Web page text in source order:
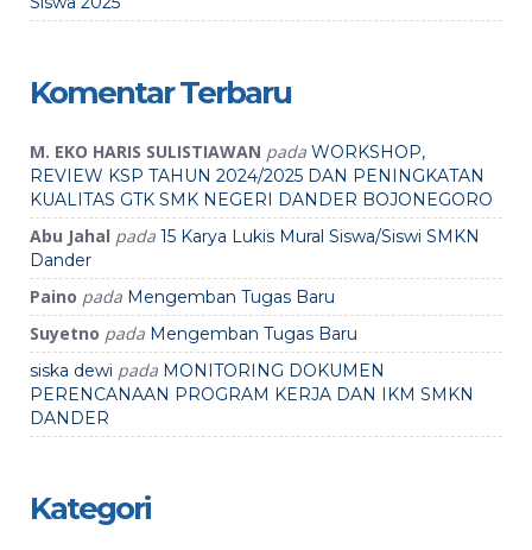
Komentar Terbaru
M. EKO HARIS SULISTIAWAN pada WORKSHOP,
REVIEW KSP TAHUN 2024/2025 DAN PENINGKATAN
KUALITAS GTK SMK NEGERI DANDER BOJONEGORO
Abu Jahal pada 15 Karya Lukis Mural Siswa/Siswi SMKN
Dander
Paino pada Mengemban Tugas Baru
Suyetno pada Mengemban Tugas Baru
siska dewi pada MONITORING DOKUMEN
PERENCANAAN PROGRAM KERJA DAN IKM SMKN
DANDER
Kategori